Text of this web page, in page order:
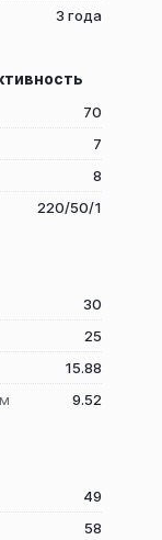
3 года
70
7
8
220/50/1
30
25
15.88
9.52
49
58